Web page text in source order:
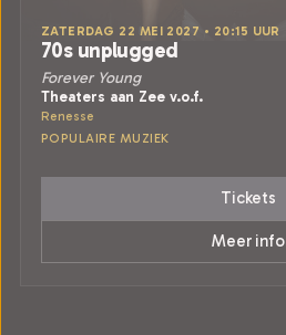
ZATERDAG 22 MEI 2027 • 20:15 UUR
70s unplugged
Forever Young
Theaters aan Zee v.o.f.
Renesse
POPULAIRE MUZIEK
Tickets
Meer info